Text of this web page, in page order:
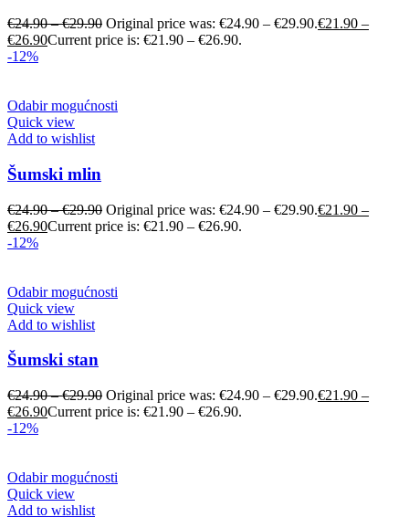
€24.90–€29.90 Original price was: €24.90 – €29.90.€21.90 –
€26.90Current price is: €21.90 – €26.90.
-12%
Odabir mogućnosti
Quick view
Add to wishlist
Šumski mlin
€24.90–€29.90 Original price was: €24.90 – €29.90.€21.90 –
€26.90Current price is: €21.90 – €26.90.
-12%
Odabir mogućnosti
Quick view
Add to wishlist
Šumski stan
€24.90–€29.90 Original price was: €24.90 – €29.90.€21.90 –
€26.90Current price is: €21.90 – €26.90.
-12%
Odabir mogućnosti
Quick view
Add to wishlist